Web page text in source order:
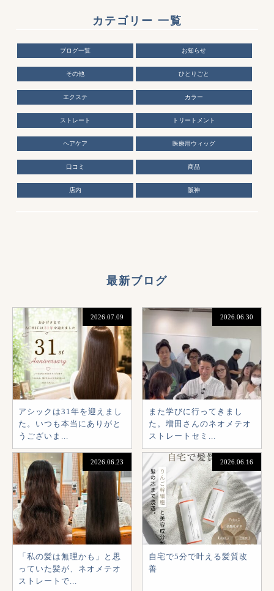
カテゴリー 一覧
ブログ一覧 お知らせ
その他 ひとりごと
エクステ カラー
ストレート トリートメント
ヘアケア 医療用ウィッグ
口コミ 商品
店内 阪神
最新ブログ
2026.07.09
アシックは31年を迎えまし
た。いつも本当にありがと
うございま...
2026.06.30
また学びに行ってきまし
た。増田さんのネオメテオ
ストレートセミ...
2026.06.23
「私の髪は無理かも」と思
っていた髪が、ネオメテオ
ストレートで...
2026.06.16
自宅で5分で叶える髪質改
善